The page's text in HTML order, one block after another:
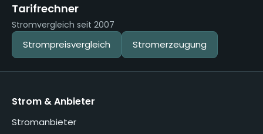
Tarifrechner
Stromvergleich seit 2007
Strompreisvergleich Stromerzeugung
Strom & Anbieter
Stromanbieter